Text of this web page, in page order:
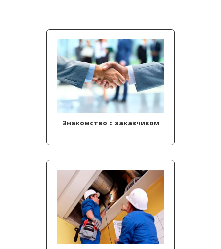
Знакомство с заказчиком